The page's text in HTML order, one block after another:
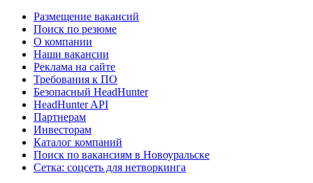
Размещение вакансий
Поиск по резюме
О компании
Наши вакансии
Реклама на сайте
Требования к ПО
Безопасный HeadHunter
HeadHunter API
Партнерам
Инвесторам
Каталог компаний
Поиск по вакансиям в Новоуральске
Сетка: соцсеть для нетворкинга